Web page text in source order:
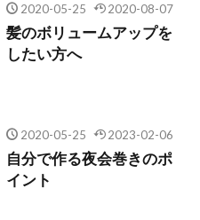
2020-05-25 2020-08-07
髪のボリュームアップを
したい方へ
2020-05-25 2023-02-06
自分で作る夜会巻きのポ
イント